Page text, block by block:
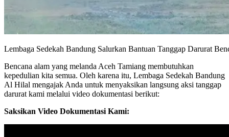
Lembaga Sedekah Bandung Salurkan Bantuan Tanggap Darurat
Bencana alam yang melanda Aceh Tamiang membutuhkan
kepedulian kita semua. Oleh karena itu, Lembaga Sedekah Bandung
Al Hilal mengajak Anda untuk menyaksikan langsung aksi tanggap
darurat kami melalui video dokumentasi berikut:
Saksikan Video Dokumentasi Kami: